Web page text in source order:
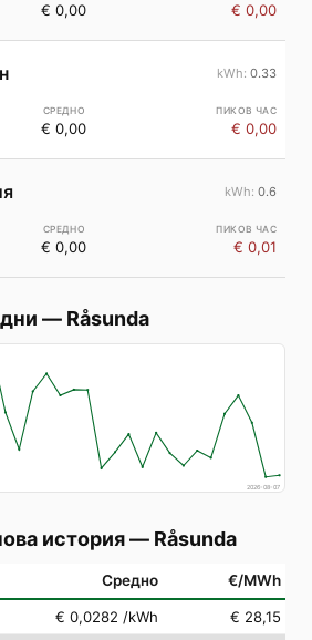
€ 0,00 € 0,00
0.33
€ 0,00 € 0,00
0.6
€ 0,00 € 0,01
— Råsunda
2026-08-07
история— Råsunda
Средно €/MWh
€ 0,0282 /kWh
€ 28,15